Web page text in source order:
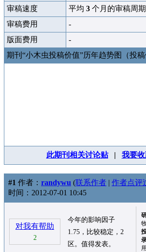
审稿速度
平均 3 个月的审稿周期
审稿费用
-
版面费用
-
期刊“小木虫投稿价值”历年趋势图（投
此期刊相关讨论贴| 我要收
#1 作者： randywu (联系作者 | 作者点评
时间：2012-07-01 10:45
对我有帮助
2
今年的影响因子
1.75，比较稳定，2
区。值得发表。
用